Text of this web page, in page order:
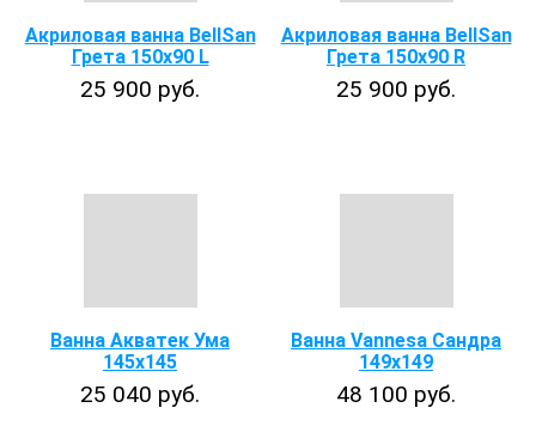
Акриловая ванна BellSan
Грета 150x90 L
25 900 руб.
Акриловая ванна BellSan
Грета 150x90 R
25 900 руб.
Ванна Акватек Ума
145х145
25 040 руб.
Ванна Vannesa Сандра
149x149
48 100 руб.